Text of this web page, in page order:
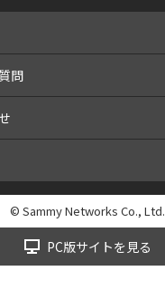
問
© Sammy Networks Co., Ltd.
PC版サイトを見る